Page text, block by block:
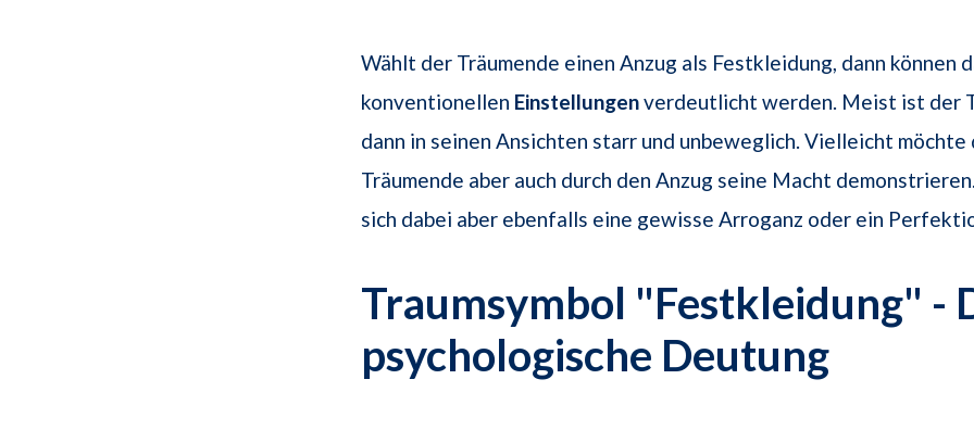
Wählt der Träumende einen Anzug als Festkleidung, dann können
konventionellen Einstellungenverdeutlicht werden. Meist ist der
dann in seinen Ansichten starr und unbeweglich. Vielleicht möchte
Träumende aber auch durch den Anzug seine Macht
sich dabei aber ebenfalls eine gewisse Arroganz oder ein
Traumsymbol "Festkleidung" -
psychologische Deutung